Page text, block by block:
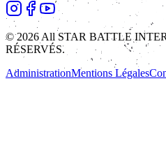
© 2026 All STAR BATTLE
RÉSERVÉS.
AdministrationMentions Légales